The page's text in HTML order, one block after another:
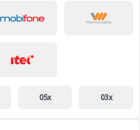
05x 03x